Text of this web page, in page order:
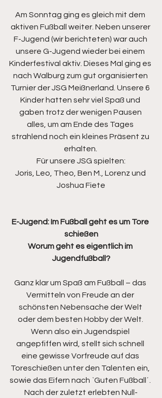
Am Sonntag ging es gleich mit dem
aktiven Fußball weiter. Neben unserer
F-Jugend (wir berichteten) war auch
unsere G-Jugend wieder bei einem
Kinderfestival aktiv. Dieses Mal ging es
nach Walburg zum gut organisierten
Turnier der JSG Meißnerland. Unsere 6
Kinder hatten sehr viel Spaß und
gaben trotz der wenigen Pausen
alles, um am Ende des Tages
strahlend noch ein kleines Präsent zu
erhalten.
Für unsere JSG spielten:
Joris, Leo, Theo, Ben M., Lorenz und
Joshua Fiete
E-Jugend: Im Fußball geht es um Tore
schießen
Worum geht es eigentlich im
Jugendfußball?
Ganz klar um Spaß am Fußball – das
Vermitteln von Freude an der
schönsten Nebensache der Welt
oder dem besten Hobby der Welt.
Wenn also ein Jugendspiel
angepfiffen wird, stellt sich schnell
eine gewisse Vorfreude auf das
Toreschießen unter den Talenten ein,
sowie das Eifern nach `Guten Fußball´.
Nach der zuletzt erlebten Null-